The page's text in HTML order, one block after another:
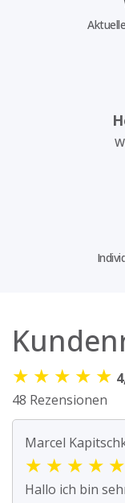
★ ★ ★ ★ ★
48 Rezensionen
Marcel
★ ★ ★ ★ ★
Hallo ich bin